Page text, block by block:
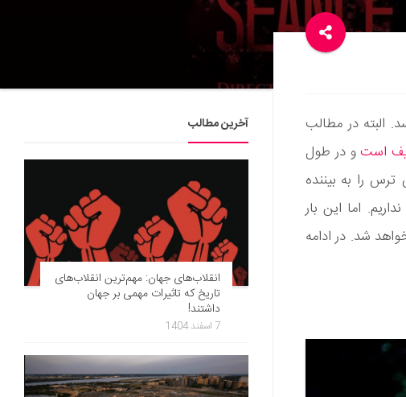
البته در مطالب
استو در طول
را به بیننده
اما این بار
شد. در ادامه
آخرین مطالب
انقلاب‌های جهان: مهم‌ترین انقلاب‌های
تاریخ که تاثیرات مهمی بر جهان
داشتند!
7 اسفند 1404